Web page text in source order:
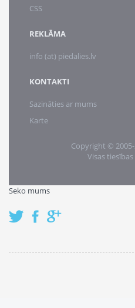
CSS
REKLĀMA
info (at) piedalies.lv
KONTAKTI
Sazināties ar mums
Karte
Copyright ©
Visas
Seko mums